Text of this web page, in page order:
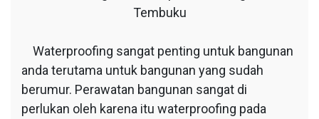
Tembuku
Waterproofing sangat penting untuk bangunan
anda terutama untuk bangunan yang sudah
berumur. Perawatan bangunan sangat di
perlukan oleh karena itu waterproofing pada